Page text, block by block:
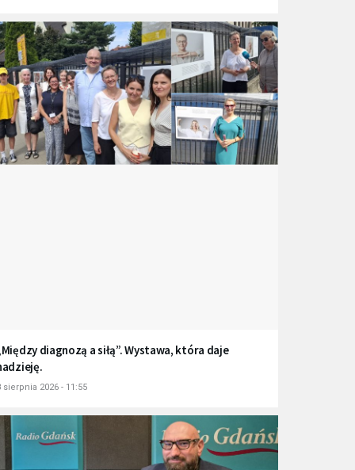
diagnozą a siłą”. Wystawa, która daje
sierpnia 2026 - 11:55